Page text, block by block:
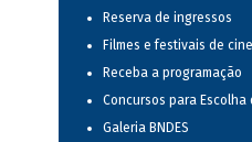
Reserva de ingressos
Filmes e festivais de
Receba a programação
Concursos para
Galeria BNDES